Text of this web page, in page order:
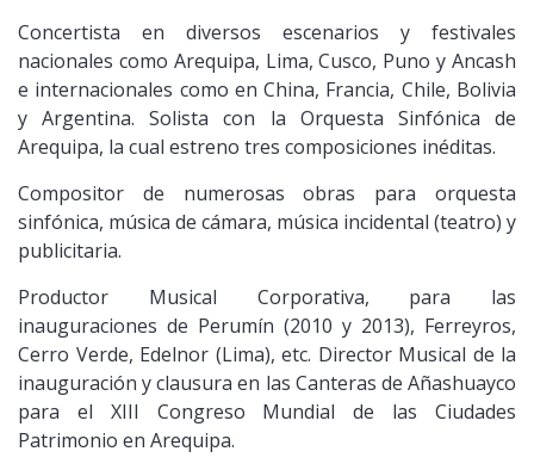
Concertista en diversos escenarios y festivales
nacionales como Arequipa, Lima, Cusco, Puno y Ancash
e internacionales como en China, Francia, Chile, Bolivia
y Argentina. Solista con la Orquesta Sinfónica de
Arequipa, la cual estreno tres composiciones inéditas.
Compositor de numerosas obras para orquesta
sinfónica, música de cámara, música incidental (teatro) y
publicitaria.
Productor Musical Corporativa, para las
inauguraciones de Perumín (2010 y 2013), Ferreyros,
Cerro Verde, Edelnor (Lima), etc. Director Musical de la
inauguración y clausura en las Canteras de Añashuayco
para el XIII Congreso Mundial de las Ciudades
Patrimonio en Arequipa.